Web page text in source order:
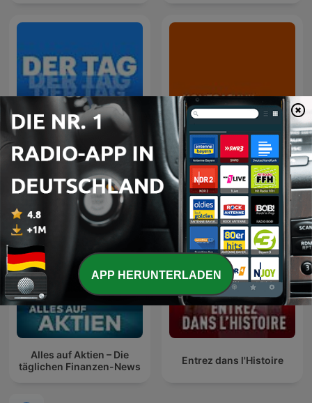
Der Tag KONTRAFUNK aktuell
Alles auf Aktien – Die
täglichen Finanzen-News
Entrez dans l'Histoire
APP HERUNTERLADEN